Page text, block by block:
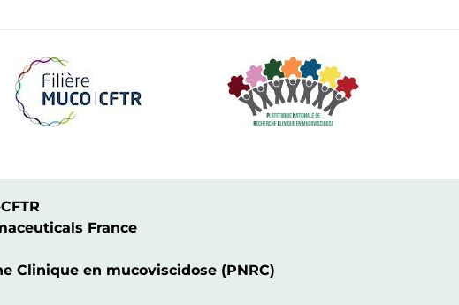
France
Clinique en mucoviscidose (PNRC)